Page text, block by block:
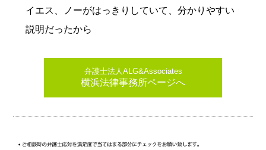
イエス、ノーがはっきりしていて、分かりやすい
説明だったから
弁護士法人ALG&Associates
横浜法律事務所ページへ